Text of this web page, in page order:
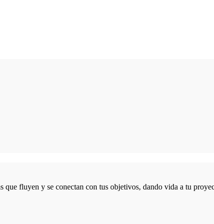
que fluyen y se conectan con tus objetivos, dando vida a tu